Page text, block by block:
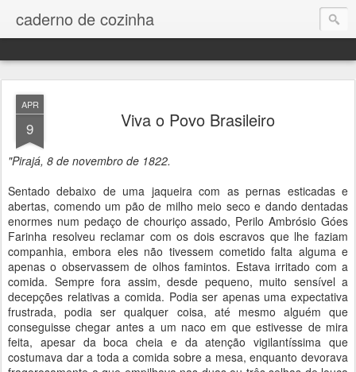
caderno de cozinha
APR
9 Viva o Povo Brasileiro
"Pirajá, 8 de novembro de 1822.
Sentado debaixo de uma jaqueira com as pernas esticadas e
abertas, comendo um pão de milho meio seco e dando dentadas
enormes num pedaço de chouriço assado, Perilo Ambrósio Góes
Farinha resolveu reclamar com os dois escravos que lhe faziam
companhia, embora eles não tivessem cometido falta alguma e
apenas o observassem de olhos famintos. Estava irritado com a
comida. Sempre fora assim, desde pequeno, muito sensível a
decepções relativas a comida. Podia ser apenas uma expectativa
frustrada, podia ser qualquer coisa, até mesmo alguém que
conseguisse chegar antes a um naco em que estivesse de mira
feita, apesar da boca cheia e da atenção vigilantíssima que
costumava dar a toda a comida sobre a mesa, enquanto devorava